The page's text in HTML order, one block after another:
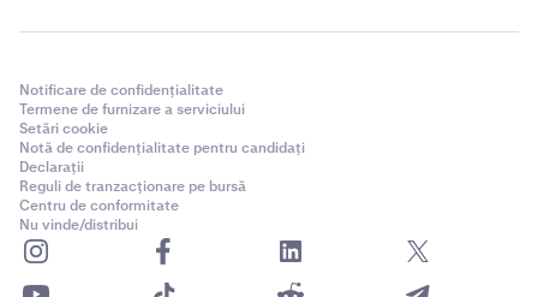
Notificare de confidențialitate
Termene de furnizare a serviciului
Setări cookie
Notă de confidențialitate pentru candidați
Declarații
Reguli de tranzacționare pe bursă
Centru de conformitate
Nu vinde/distribui